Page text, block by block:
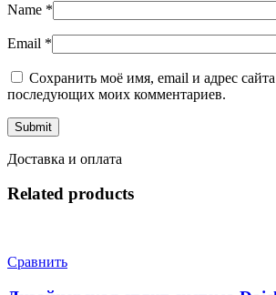
Name *
Email *
Сохранить моё имя, email и адрес
последующих моих комментариев.
Доставка и оплата
Related products
Сравнить